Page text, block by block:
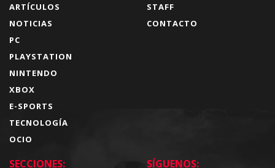
ARTÍCULOS
NOTICIAS
PC
PLAYSTATION
NINTENDO
XBOX
E-SPORTS
TECNOLOGÍA
OCIO
STAFF
CONTACTO
SECCIONES: SÍGUENOS: